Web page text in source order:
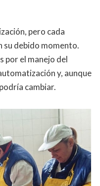
pero cada
su debido momento.
por el manejo del
y, aunque
cambiar.